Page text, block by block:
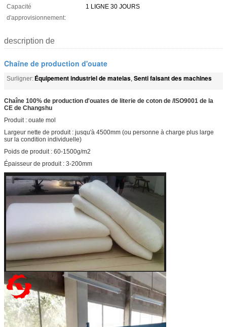
Capacité
d'approvisionnement:
1 LIGNE 30 JOURS
description de
Chaîne de production d'ouate
Surligner: Équipement industriel de matelas, Senti faisant des machines
Chaîne 100% de production d'ouates de literie de coton de /ISO9001 de la
CE de Changshu
Produit : ouate mol
Largeur nette de produit : jusqu'à 4500mm (ou personne à charge plus large
sur la condition individuelle)
Poids de produit : 60-1500g/m2
Épaisseur de produit : 3-200mm